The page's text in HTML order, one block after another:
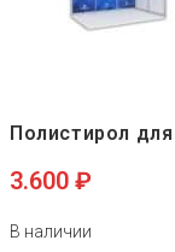
Полистирол
3.600 ₽
В наличии